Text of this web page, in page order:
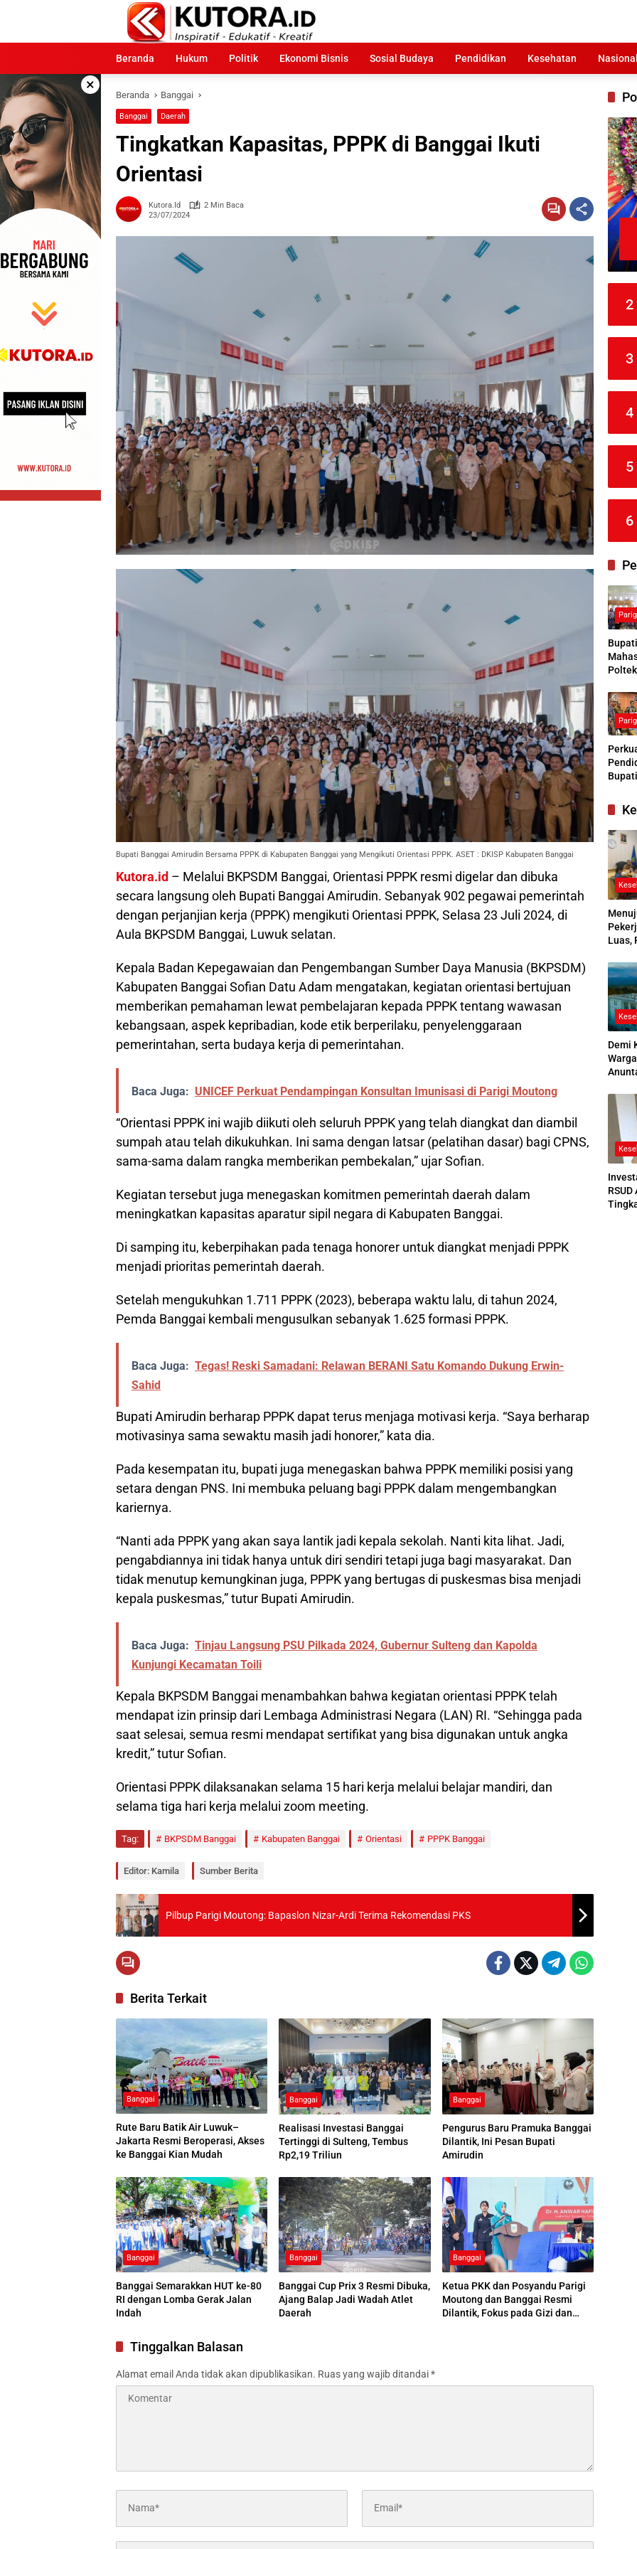
Beranda
Hukum Politik Ekonomi Bisnis Sosial Budaya Pendidikan Kesehatan Nasional
×
Beranda Banggai
Banggai Daerah
Tingkatkan Kapasitas, PPPK di Banggai Ikuti
Orientasi
Kutora.id
2 Min Baca
23/07/2024
Bupati Banggai Amirudin Bersama PPPK di Kabupaten Banggai yang Mengikuti Orientasi PPPK. ASET : DKISP Kabupaten Banggai
Kutora.id – Melalui BKPSDM Banggai, Orientasi PPPK resmi digelar dan dibuka
secara langsung oleh Bupati Banggai Amirudin. Sebanyak 902 pegawai pemerintah
dengan perjanjian kerja (PPPK) mengikuti Orientasi PPPK, Selasa 23 Juli 2024, di
Aula BKPSDM Banggai, Luwuk selatan.
Kepala Badan Kepegawaian dan Pengembangan Sumber Daya Manusia (BKPSDM)
Kabupaten Banggai Sofian Datu Adam mengatakan, kegiatan orientasi bertujuan
memberikan pemahaman lewat pembelajaran kepada PPPK tentang wawasan
kebangsaan, aspek kepribadian, kode etik berperilaku, penyelenggaraan
pemerintahan, serta budaya kerja di pemerintahan.
Baca Juga: UNICEF Perkuat Pendampingan Konsultan Imunisasi di Parigi Moutong
“Orientasi PPPK ini wajib diikuti oleh seluruh PPPK yang telah diangkat dan diambil
sumpah atau telah dikukuhkan. Ini sama dengan latsar (pelatihan dasar) bagi CPNS,
sama-sama dalam rangka memberikan pembekalan,” ujar Sofian.
Kegiatan tersebut juga menegaskan komitmen pemerintah daerah dalam
meningkatkan kapasitas aparatur sipil negara di Kabupaten Banggai.
Di samping itu, keberpihakan pada tenaga honorer untuk diangkat menjadi PPPK
menjadi prioritas pemerintah daerah.
Setelah mengukuhkan 1.711 PPPK (2023), beberapa waktu lalu, di tahun 2024,
Pemda Banggai kembali mengusulkan sebanyak 1.625 formasi PPPK.
Baca Juga: Tegas! Reski Samadani: Relawan BERANI Satu Komando Dukung Erwin-
Sahid
Bupati Amirudin berharap PPPK dapat terus menjaga motivasi kerja. “Saya berharap
motivasinya sama sewaktu masih jadi honorer,” kata dia.
Pada kesempatan itu, bupati juga menegaskan bahwa PPPK memiliki posisi yang
setara dengan PNS. Ini membuka peluang bagi PPPK dalam mengembangkan
kariernya.
“Nanti ada PPPK yang akan saya lantik jadi kepala sekolah. Nanti kita lihat. Jadi,
pengabdiannya ini tidak hanya untuk diri sendiri tetapi juga bagi masyarakat. Dan
tidak menutup kemungkinan juga, PPPK yang bertugas di puskesmas bisa menjadi
kepala puskesmas,” tutur Bupati Amirudin.
Baca Juga: Tinjau Langsung PSU Pilkada 2024, Gubernur Sulteng dan Kapolda
Kunjungi Kecamatan Toili
Kepala BKPSDM Banggai menambahkan bahwa kegiatan orientasi PPPK telah
mendapat izin prinsip dari Lembaga Administrasi Negara (LAN) RI. “Sehingga pada
saat selesai, semua resmi mendapat sertifikat yang bisa digunakan untuk angka
kredit,” tutur Sofian.
Orientasi PPPK dilaksanakan selama 15 hari kerja melalui belajar mandiri, dan
selama tiga hari kerja melalui zoom meeting.
Tag: BKPSDM Banggai Kabupaten Banggai Orientasi PPPK Banggai
Editor: Kamila Sumber Berita
Pilbup Parigi Moutong: Bapaslon Nizar-Ardi Terima Rekomendasi PKS
Berita Terkait
Banggai
Rute Baru Batik Air Luwuk–
Jakarta Resmi Beroperasi, Akses
ke Banggai Kian Mudah
Banggai
Realisasi Investasi Banggai
Tertinggi di Sulteng, Tembus
Rp2,19 Triliun
Banggai
Pengurus Baru Pramuka Banggai
Dilantik, Ini Pesan Bupati
Amirudin
Banggai
Banggai Semarakkan HUT ke-80
RI dengan Lomba Gerak Jalan
Indah
Banggai
Banggai Cup Prix 3 Resmi Dibuka,
Ajang Balap Jadi Wadah Atlet
Daerah
Banggai
Ketua PKK dan Posyandu Parigi
Moutong dan Banggai Resmi
Dilantik, Fokus pada Gizi dan
Tinggalkan Balasan
Alamat email Anda tidak akan dipublikasikan. Ruas yang wajib ditandai*
2
3
4
5
6
Sosial
Luas,
2026
Demi